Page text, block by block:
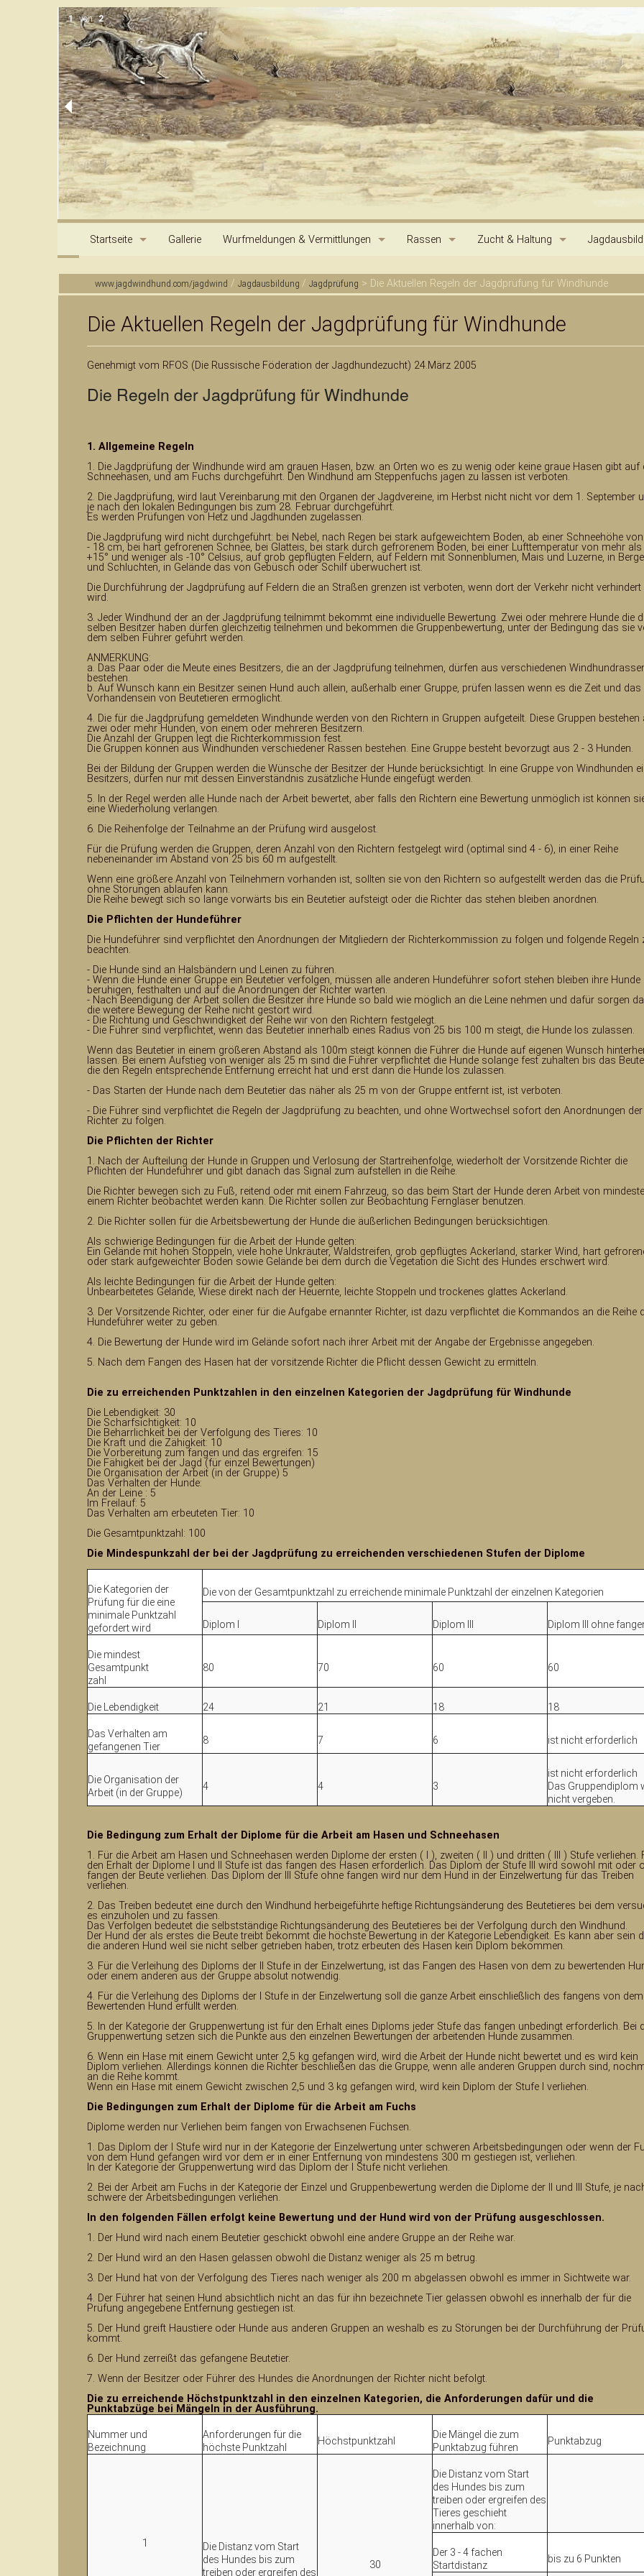
1 von 2
Startseite
Kontakt & Information Impressum
Datenschutz
Gallerie Wurfmeldungen & Vermittlungen
Archiv
Rassen
Hortaya Borzaya Standard
Artikel
Zentralasiatischer TazyZüchter
Pedigree
Kirgistan Gallerie
Standard
Taigan in Deutschland
Zucht & Haltung
Ursprung der Hunde
www.jagdwindhund.com/jagdwind / Jagdausbildung / Jagdprüfung > Die Aktuellen Regeln der Jagdprüfung für Windhunde
Die Aktuellen Regeln der Jagdprüfung für Windhunde
Genehmigt vom RFOS (Die Russische Föderation der Jagdhundezucht) 24.März 2005
Die Regeln der Jagdprüfung für Windhunde
1. Allgemeine Regeln
1. Die Jagdprüfung der Windhunde wird am grauen Hasen, bzw. an Orten wo es zu wenig oder keine graue Hasen gibt auf
Schneehasen, und am Fuchs durchgeführt. Den Windhund am Steppenfuchs jagen zu lassen ist verboten.
2. Die Jagdprüfung, wird laut Vereinbarung mit den Organen der Jagdvereine, im Herbst nicht nicht vor dem 1. September
je nach den lokalen Bedingungen bis zum 28. Februar durchgeführt.
Es werden Prüfungen von Hetz und Jagdhunden zugelassen.
Die Jagdprüfung wird nicht durchgeführt: bei Nebel, nach Regen bei stark aufgeweichtem Boden, ab einer Schneehöhe
- 18 cm, bei hart gefrorenen Schnee, bei Glatteis, bei stark durch gefrorenem Boden, bei einer Lufttemperatur von mehr als
+15° und weniger als -10° Celsius, auf grob gepflügten Feldern, auf Feldern mit Sonnenblumen, Mais und Luzerne, in
und Schluchten, in Gelände das von Gebüsch oder Schilf überwuchert ist.
Die Durchführung der Jagdprüfung auf Feldern die an Straßen grenzen ist verboten, wenn dort der Verkehr nicht verhindert
wird.
3. Jeder Windhund der an der Jagdprüfung teilnimmt bekommt eine individuelle Bewertung. Zwei oder mehrere Hunde die
selben Besitzer haben dürfen gleichzeitig teilnehmen und bekommen die Gruppenbewertung, unter der Bedingung das sie
dem selben Führer geführt werden.
ANMERKUNG:
a. Das Paar oder die Meute eines Besitzers, die an der Jagdprüfung teilnehmen, dürfen aus verschiedenen
bestehen.
b. Auf Wunsch kann ein Besitzer seinen Hund auch allein, außerhalb einer Gruppe, prüfen lassen wenn es die Zeit und das
Vorhandensein von Beutetieren ermöglicht.
4. Die für die Jagdprüfung gemeldeten Windhunde werden von den Richtern in Gruppen aufgeteilt. Diese Gruppen bestehen
zwei oder mehr Hunden, von einem oder mehreren Besitzern.
Die Anzahl der Gruppen legt die Richterkommission fest.
Die Gruppen können aus Windhunden verschiedener Rassen bestehen. Eine Gruppe besteht bevorzugt aus 2 - 3 Hunden.
Bei der Bildung der Gruppen werden die Wünsche der Besitzer der Hunde berücksichtigt. In eine Gruppe von Windhunden
Besitzers, dürfen nur mit dessen Einverständnis zusätzliche Hunde eingefügt werden.
5. In der Regel werden alle Hunde nach der Arbeit bewertet, aber falls den Richtern eine Bewertung unmöglich ist können
eine Wiederholung verlangen.
6. Die Reihenfolge der Teilnahme an der Prüfung wird ausgelost.
Für die Prüfung werden die Gruppen, deren Anzahl von den Richtern festgelegt wird (optimal sind 4 - 6), in einer Reihe
nebeneinander im Abstand von 25 bis 60 m aufgestellt.
Wenn eine größere Anzahl von Teilnehmern vorhanden ist, sollten sie von den Richtern so aufgestellt werden das die
ohne Störungen ablaufen kann.
Die Reihe bewegt sich so lange vorwärts bis ein Beutetier aufsteigt oder die Richter das stehen bleiben anordnen.
Die Pflichten der Hundeführer
Die Hundeführer sind verpflichtet den Anordnungen der Mitgliedern der Richterkommission zu folgen und folgende Regeln
beachten.
- Die Hunde sind an Halsbändern und Leinen zu führen.
- Wenn die Hunde einer Gruppe ein Beutetier verfolgen, müssen alle anderen Hundeführer sofort stehen bleiben ihre Hunde
beruhigen, festhalten und auf die Anordnungen der Richter warten.
- Nach Beendigung der Arbeit sollen die Besitzer ihre Hunde so bald wie möglich an die Leine nehmen und dafür sorgen
die weitere Bewegung der Reihe nicht gestört wird.
- Die Richtung und Geschwindigkeit der Reihe wir von den Richtern festgelegt.
- Die Führer sind verpflichtet, wenn das Beutetier innerhalb eines Radius von 25 bis 100 m steigt, die Hunde los zulassen.
Wenn das Beutetier in einem größeren Abstand als 100m steigt können die Führer die Hunde auf eigenen Wunsch
lassen. Bei einem Aufstieg von weniger als 25 m sind die Führer verpflichtet die Hunde solange fest zuhalten bis das
die den Regeln entsprechende Entfernung erreicht hat und erst dann die Hunde los zulassen.
- Das Starten der Hunde nach dem Beutetier das näher als 25 m von der Gruppe entfernt ist, ist verboten.
- Die Führer sind verpflichtet die Regeln der Jagdprüfung zu beachten, und ohne Wortwechsel sofort den Anordnungen der
Richter zu folgen.
Die Pflichten der Richter
1. Nach der Aufteilung der Hunde in Gruppen und Verlosung der Startreihenfolge, wiederholt der Vorsitzende Richter die
Pflichten der Hundeführer und gibt danach das Signal zum aufstellen in die Reihe.
Die Richter bewegen sich zu Fuß, reitend oder mit einem Fahrzeug, so das beim Start der Hunde deren Arbeit von
einem Richter beobachtet werden kann. Die Richter sollen zur Beobachtung Ferngläser benutzen.
2. Die Richter sollen für die Arbeitsbewertung der Hunde die äußerlichen Bedingungen berücksichtigen.
Als schwierige Bedingungen für die Arbeit der Hunde gelten:
Ein Gelände mit hohen Stoppeln, viele hohe Unkräuter, Waldstreifen, grob gepflügtes Ackerland, starker Wind, hart
oder stark aufgeweichter Boden sowie Gelände bei dem durch die Vegetation die Sicht des Hundes erschwert wird.
Als leichte Bedingungen für die Arbeit der Hunde gelten:
Unbearbeitetes Gelände, Wiese direkt nach der Heuernte, leichte Stoppeln und trockenes glattes Ackerland.
3. Der Vorsitzende Richter, oder einer für die Aufgabe ernannter Richter, ist dazu verpflichtet die Kommandos an die Reihe
Hundeführer weiter zu geben.
4. Die Bewertung der Hunde wird im Gelände sofort nach ihrer Arbeit mit der Angabe der Ergebnisse angegeben.
5. Nach dem Fangen des Hasen hat der vorsitzende Richter die Pflicht dessen Gewicht zu ermitteln.
Die zu erreichenden Punktzahlen in den einzelnen Kategorien der Jagdprüfung für Windhunde
Die Lebendigkeit: 30
Die Scharfsichtigkeit: 10
Die Beharrlichkeit bei der Verfolgung des Tieres: 10
Die Kraft und die Zähigkeit: 10
Die Vorbereitung zum fangen und das ergreifen: 15
Die Fähigkeit bei der Jagd (für einzel Bewertungen)
Die Organisation der Arbeit (in der Gruppe) 5
Das Verhalten der Hunde:
An der Leine : 5
Im Freilauf: 5
Das Verhalten am erbeuteten Tier: 10
Die Gesamtpunktzahl: 100
Die Mindespunkzahl der bei der Jagdprüfung zu erreichenden verschiedenen Stufen der Diplome
Die Kategorien der
Prüfung für die eine
minimale Punktzahl
gefordert wird
Die von der Gesamtpunktzahl zu erreichende minimale Punktzahl der einzelnen Kategorien
Diplom I Diplom II Diplom III Diplom III ohne
Die mindest
Gesamtpunkt
zahl
80 70 60 60
Die Lebendigkeit 24 21 18 18
Das Verhalten am
gefangenen Tier
8 7 6 ist nicht erforderlich
Die Organisation der
Arbeit (in der Gruppe)
4 4 3
ist nicht erforderlich
Das Gruppendiplom
nicht vergeben.
Die Bedingung zum Erhalt der Diplome für die Arbeit am Hasen und Schneehasen
1. Für die Arbeit am Hasen und Schneehasen werden Diplome der ersten ( I ), zweiten ( II ) und dritten ( III ) Stufe verliehen.
den Erhalt der Diplome I und II Stufe ist das fangen des Hasen erforderlich. Das Diplom der Stufe III wird sowohl mit oder
fangen der Beute verliehen. Das Diplom der III Stufe ohne fangen wird nur dem Hund in der Einzelwertung für das Treiben
verliehen.
2. Das Treiben bedeutet eine durch den Windhund herbeigeführte heftige Richtungsänderung des Beutetieres bei dem
es einzuholen und zu fassen.
Das Verfolgen bedeutet die selbstständige Richtungsänderung des Beutetieres bei der Verfolgung durch den Windhund.
Der Hund der als erstes die Beute treibt bekommt die höchste Bewertung in der Kategorie Lebendigkeit. Es kann aber sein
die anderen Hund weil sie nicht selber getrieben haben, trotz erbeuten des Hasen kein Diplom bekommen.
3. Für die Verleihung des Diploms der II Stufe in der Einzelwertung, ist das Fangen des Hasen von dem zu bewertenden
oder einem anderen aus der Gruppe absolut notwendig.
4. Für die Verleihung des Diploms der I Stufe in der Einzelwertung soll die ganze Arbeit einschließlich des fangens von
Bewertenden Hund erfüllt werden.
5. In der Kategorie der Gruppenwertung ist für den Erhalt eines Diploms jeder Stufe das fangen unbedingt erforderlich. Bei
Gruppenwertung setzen sich die Punkte aus den einzelnen Bewertungen der arbeitenden Hunde zusammen.
6. Wenn ein Hase mit einem Gewicht unter 2,5 kg gefangen wird, wird die Arbeit der Hunde nicht bewertet und es wird kein
Diplom verliehen. Allerdings können die Richter beschließen das die Gruppe, wenn alle anderen Gruppen durch sind,
an die Reihe kommt.
Wenn ein Hase mit einem Gewicht zwischen 2,5 und 3 kg gefangen wird, wird kein Diplom der Stufe I verliehen.
Die Bedingungen zum Erhalt der Diplome für die Arbeit am Fuchs
Diplome werden nur Verliehen beim fangen von Erwachsenen Füchsen.
1. Das Diplom der I Stufe wird nur in der Kategorie der Einzelwertung unter schweren Arbeitsbedingungen oder wenn der
von dem Hund gefangen wird vor dem er in einer Entfernung von mindestens 300 m gestiegen ist, verliehen.
In der Kategorie der Gruppenwertung wird das Diplom der I Stufe nicht verliehen.
2. Bei der Arbeit am Fuchs in der Kategorie der Einzel und Gruppenbewertung werden die Diplome der II und III Stufe, je
schwere der Arbeitsbedingungen verliehen.
In den folgenden Fällen erfolgt keine Bewertung und der Hund wird von der Prüfung ausgeschlossen.
1. Der Hund wird nach einem Beutetier geschickt obwohl eine andere Gruppe an der Reihe war.
2. Der Hund wird an den Hasen gelassen obwohl die Distanz weniger als 25 m betrug.
3. Der Hund hat von der Verfolgung des Tieres nach weniger als 200 m abgelassen obwohl es immer in Sichtweite war.
4. Der Führer hat seinen Hund absichtlich nicht an das für ihn bezeichnete Tier gelassen obwohl es innerhalb der für die
Prüfung angegebene Entfernung gestiegen ist.
5. Der Hund greift Haustiere oder Hunde aus anderen Gruppen an weshalb es zu Störungen bei der Durchführung der
kommt.
6. Der Hund zerreißt das gefangene Beutetier.
7. Wenn der Besitzer oder Führer des Hundes die Anordnungen der Richter nicht befolgt.
Die zu erreichende Höchstpunktzahl in den einzelnen Kategorien, die Anforderungen dafür und die
Punktabzüge bei Mängeln in der Ausführung.
Nummer und
Bezeichnung
Anforderungen für die
höchste Punktzahl
Höchstpunktzahl
Die Mängel die zum
Punktabzug führen
Punktabzug
1
Die Distanz vom Start
des Hundes bis zum
treiben oder ergreifen des
30
Die Distanz vom Start
des Hundes bis zum
treiben oder ergreifen des
Tieres geschieht
innerhalb von:
Der 3 - 4 fachen
Startdistanz
bis zu 6 Punkten